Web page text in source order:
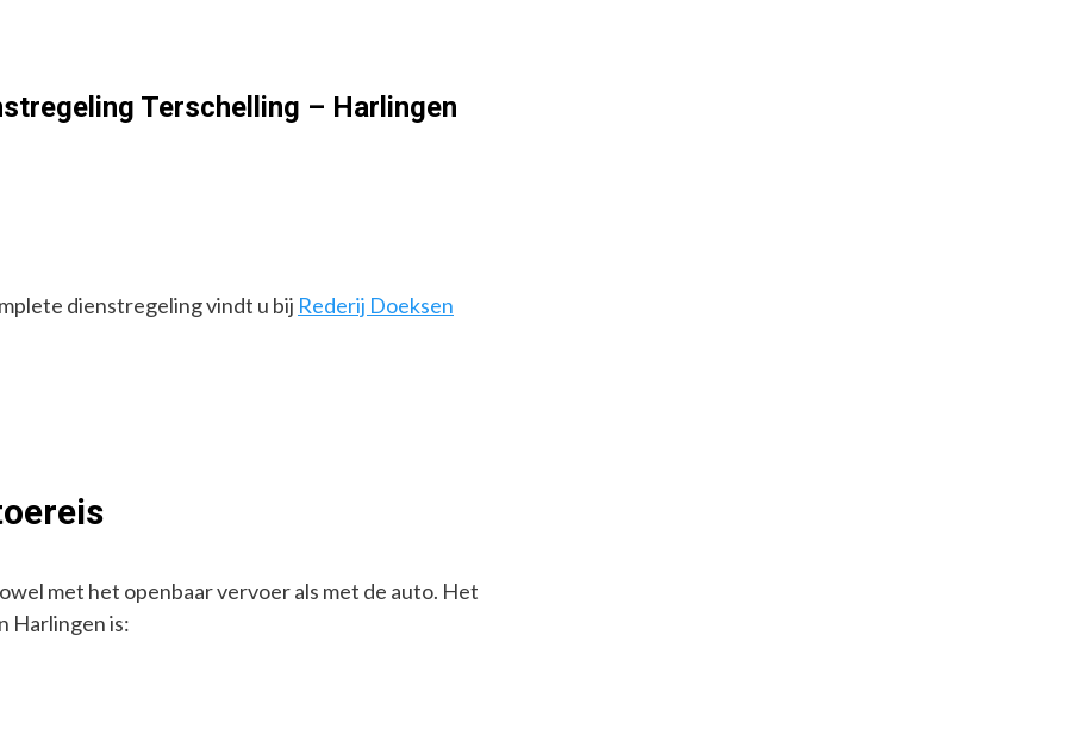
Terschelling – Harlingen
dienstregeling vindt u bij Rederij Doeksen
met het openbaar vervoer als met de auto. Het
Harlingen is: